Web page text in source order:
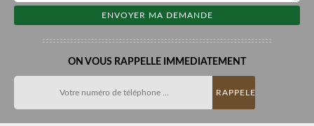
ON VOUS RAPPELLE IMMEDIATEMENT